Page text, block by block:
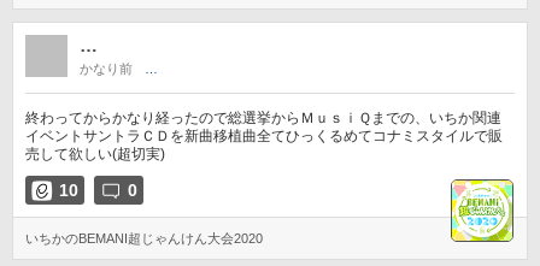
…
かなり前
終わってからかなり経ったので総選挙からＭｕｓｉＱまでの、いちか関連
イベントサントラＣＤを新曲移植曲全てひっくるめてコナミスタイルで販
売して欲しい(超切実)
10 0
いちかのBEMANI超じゃんけん大会2020